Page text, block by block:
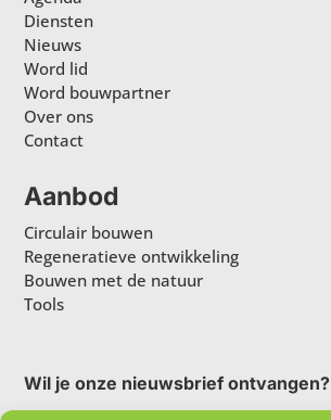
Diensten
Nieuws
Word lid
Word bouwpartner
Over ons
Contact
Aanbod
Circulair bouwen
Regeneratieve ontwikkeling
Bouwen met de natuur
Tools
Wil je onze nieuwsbrief ontvangen?